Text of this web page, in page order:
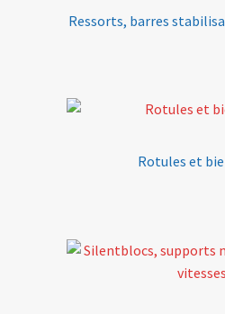
Ressorts, barres
Rotules et